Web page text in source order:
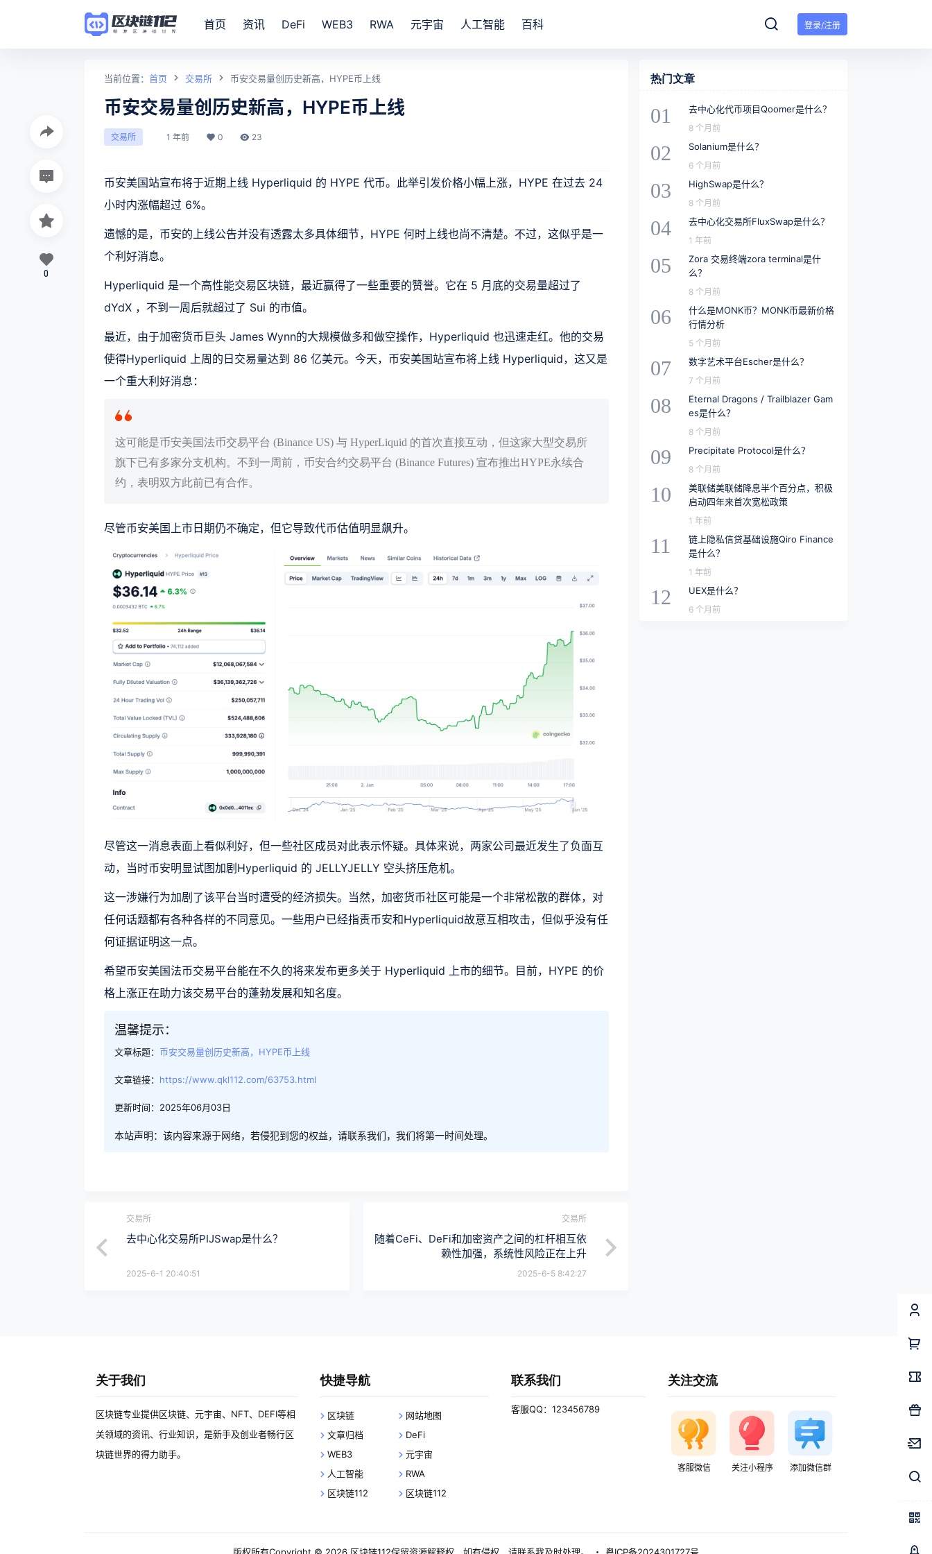
登录/注册
首页 资讯 DeFi WEB3 RWA 元宇宙 人工智能 百科
当前位置： 首页 交易所 币安交易量创历史新高，HYPE币上线
币安交易量创历史新高，HYPE币上线
交易所 1 年前 0 23
币安美国站宣布将于近期上线 Hyperliquid 的 HYPE 代币。此举引发价格小幅上涨，HYPE 在过去 24
小时内涨幅超过 6%。
遗憾的是，币安的上线公告并没有透露太多具体细节，HYPE 何时上线也尚不清楚。不过，这似乎是一
个利好消息。
Hyperliquid 是一个高性能交易区块链，最近赢得了一些重要的赞誉。它在 5 月底的交易量超过了
dYdX ，不到一周后就超过了 Sui 的市值。
最近，由于加密货币巨头 James Wynn的大规模做多和做空操作，Hyperliquid 也迅速走红。他的交易
使得Hyperliquid 上周的日交易量达到 86 亿美元。今天，币安美国站宣布将上线 Hyperliquid，这又是
一个重大利好消息：
这可能是币安美国法币交易平台 (Binance US) 与 HyperLiquid 的首次直接互动，但这家大型交易所
旗下已有多家分支机构。不到一周前，币安合约交易平台 (Binance Futures) 宣布推出HYPE永续合
约，表明双方此前已有合作。
尽管币安美国上市日期仍不确定，但它导致代币估值明显飙升。
尽管这一消息表面上看似利好，但一些社区成员对此表示怀疑。具体来说，两家公司最近发生了负面互
动，当时币安明显试图加剧Hyperliquid 的 JELLYJELLY 空头挤压危机。
这一涉嫌行为加剧了该平台当时遭受的经济损失。当然，加密货币社区可能是一个非常松散的群体，对
任何话题都有各种各样的不同意见。一些用户已经指责币安和Hyperliquid故意互相攻击，但似乎没有任
何证据证明这一点。
希望币安美国法币交易平台能在不久的将来发布更多关于 Hyperliquid 上市的细节。目前，HYPE 的价
格上涨正在助力该交易平台的蓬勃发展和知名度。
温馨提示：
文章标题： 币安交易量创历史新高，HYPE币上线
文章链接： https://www.qkl112.com/63753.html
更新时间：2025年06月03日
本站声明：该内容来源于网络，若侵犯到您的权益，请联系我们，我们将第一时间处理。
0
交易所
去中心化交易所PIJSwap是什么？
2025-6-1 20:40:51
交易所
随着CeFi、DeFi和加密资产之间的杠杆相互依
赖性加强，系统性风险正在上升
2025-6-5 8:42:27
热门文章
01 去中心化代币项目Qoomer是什么？
8 个月前
02 Solanium是什么？
6 个月前
03 HighSwap是什么？
8 个月前
04 去中心化交易所FluxSwap是什么？
1 年前
05
Zora 交易终端zora terminal是什
么？
8 个月前
06
什么是MONK币？MONK币最新价格
行情分析
5 个月前
07 数字艺术平台Escher是什么？
7 个月前
08
Eternal Dragons / Trailblazer Gam
es是什么？
8 个月前
09 Precipitate Protocol是什么？
8 个月前
10
美联储美联储降息半个百分点，积极
启动四年来首次宽松政策
1 年前
11
链上隐私信贷基础设施Qiro Finance
是什么？
1 年前
12 UEX是什么？
6 个月前
关于我们
区块链专业提供区块链、元宇宙、NFT、DEFI等相
关领域的资讯、行业知识，是新手及创业者畅行区
块链世界的得力助手。
快捷导航
区块链
网站地图
文章归档
DeFi
WEB3
元宇宙
人工智能
RWA
区块链112
区块链112
联系我们
客服QQ：123456789
关注交流
客服微信 关注小程序 添加微信群